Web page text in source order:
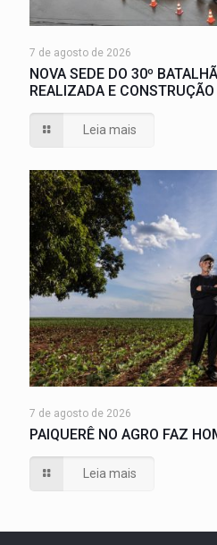
7 de agosto de 2026
NOVA SEDE DO 30º
REALIZADA E
Leia mais
7 de agosto de 2026
PAIQUERÊ NO AGRO FAZ
Leia mais